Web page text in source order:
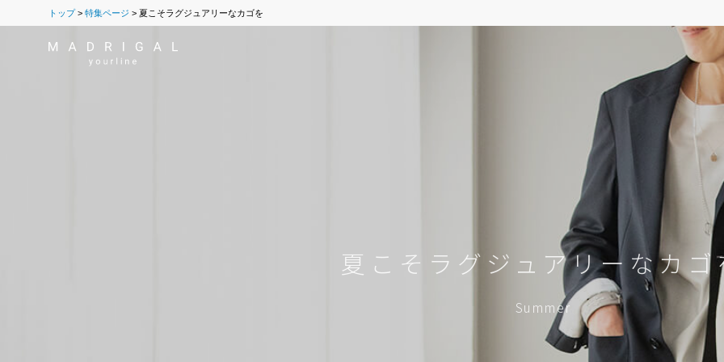
トップ 特集ページ 夏こそラグジュアリーなカゴを
夏こそラグジュアリーなカゴ
Summer